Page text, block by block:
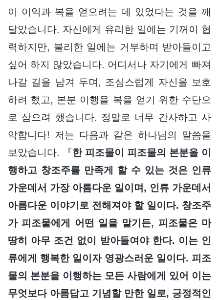
이 이익과 복을 얻으려는 데 있었다는 것을 깨
달았습니다. 자신에게 유리한 일에는 기꺼이 협
력하지만, 불리한 일에는 거부하며 받아들이고
싶어 하지 않았습니다. 어디서나 자기에게 빠져
나갈 길을 남겨 두며, 조심스럽게 자신을 보호
하려 했고, 본분 이행을 복을 얻기 위한 수단으
로 삼으려 했습니다. 정말로 너무 간사하고 사
악합니다! 저는 다음과 같은 하나님의 말씀을
보았습니다. 『한 피조물이 피조물의 본분을 이
행하고 창조주를 만족게 할 수 있는 것은 인류
가운데서 가장 아름다운 일이며, 인류 가운데서
아름다운 이야기로 전해져야 할 일이다. 창조주
가 피조물에게 어떤 일을 맡기든, 피조물은 마
땅히 아무 조건 없이 받아들여야 한다. 이는 인
류에게 행복한 일이자 영광스러운 일이다. 피조
물의 본분을 이행하는 모든 사람에게 있어 이는
무엇보다 아름답고 기념할 만한 일로, 긍정적인